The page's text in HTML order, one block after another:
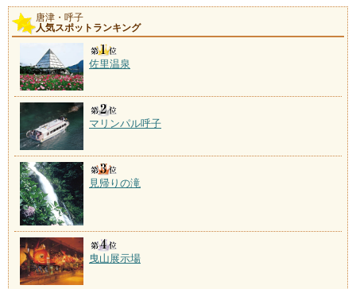
唐津・呼子
人気スポットランキング
佐里温泉
マリンパル呼子
見帰りの滝
曳山展示場